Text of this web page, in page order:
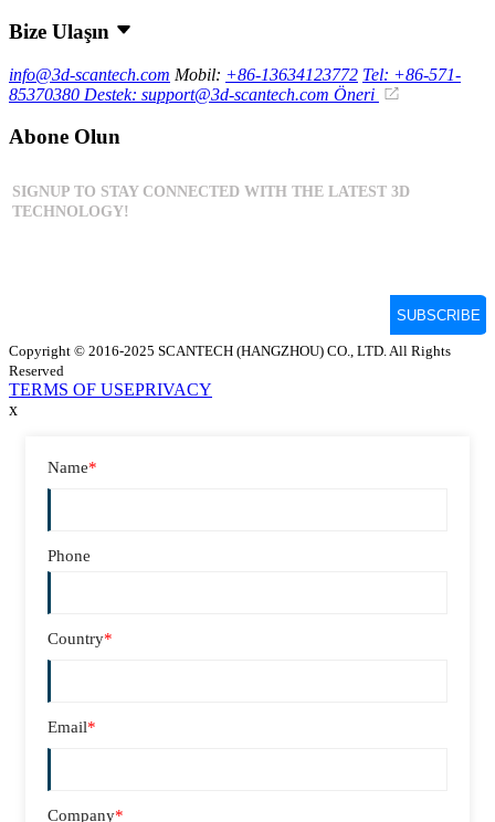
Bize Ulaşın
info@3d-scantech.com Mobil: +86-13634123772 Tel: +86-571-
85370380 Destek: support@3d-scantech.com Öneri
Abone Olun
Copyright © 2016-2025 SCANTECH (HANGZHOU) CO., LTD. All Rights
Reserved
TERMS OF USEPRIVACY
x
Name*
Phone
Country*
Email*
Company*